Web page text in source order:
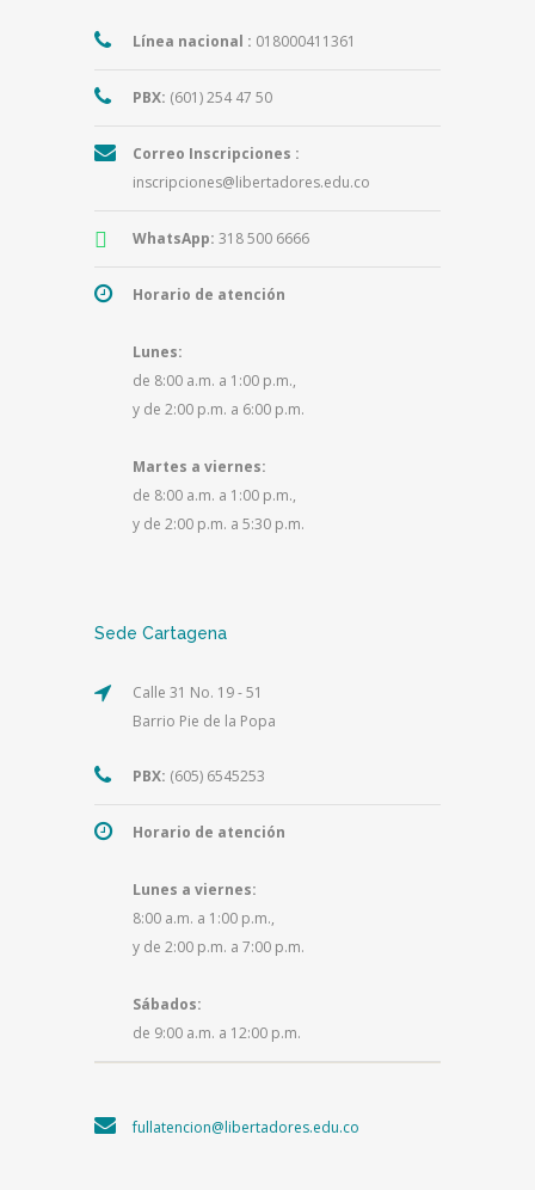
Línea nacional : 018000411361
PBX: (601) 254 47 50
Correo Inscripciones :
inscripciones@libertadores.edu.co
WhatsApp: 318 500 6666
Horario de atención
Lunes:
de 8:00 a.m. a 1:00 p.m.,
y de 2:00 p.m. a 6:00 p.m.
Martes a viernes:
de 8:00 a.m. a 1:00 p.m.,
y de 2:00 p.m. a 5:30 p.m.
Sede Cartagena
Calle 31 No. 19 - 51
Barrio Pie de la Popa
PBX: (605) 6545253
Horario de atención
Lunes a viernes:
8:00 a.m. a 1:00 p.m.,
y de 2:00 p.m. a 7:00 p.m.
Sábados:
de 9:00 a.m. a 12:00 p.m.
fullatencion@libertadores.edu.co